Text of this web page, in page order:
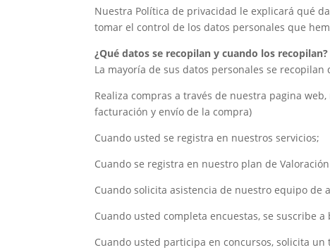
Nuestra Política de privacidad le explicará qué
tomar el control de los datos personales que
¿Qué datos se recopilan y cuando los recopilan?
La mayoría de sus datos personales se recopilan
Realiza compras a través de nuestra pagina
facturación y envío de la compra)
Cuando usted se registra en nuestros servicios;
Cuando se registra en nuestro plan de
Cuando solicita asistencia de nuestro equipo de
Cuando usted completa encuestas, se suscribe
Cuando usted participa en concursos, solicita